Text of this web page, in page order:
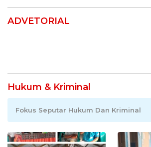
ADVETORIAL
Hukum & Kriminal
Fokus Seputar Hukum Dan Kriminal